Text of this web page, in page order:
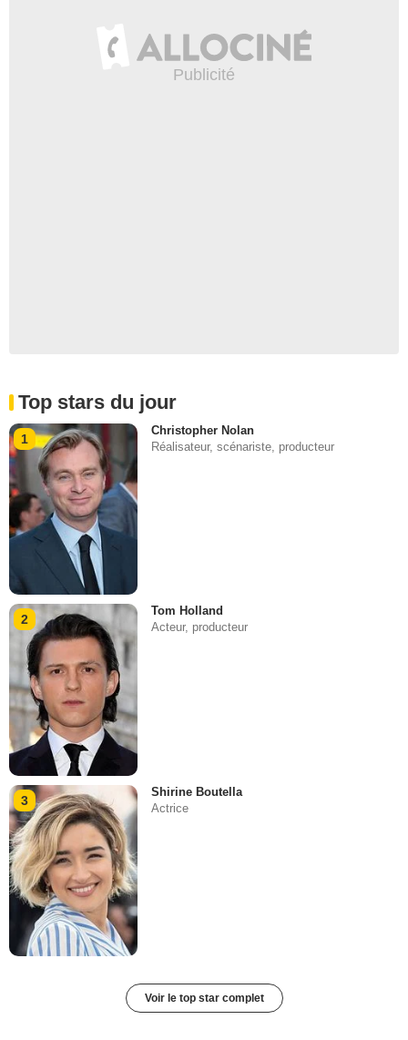
Top stars du jour
1
Christopher Nolan
Réalisateur, scénariste, producteur
2
Tom Holland
Acteur, producteur
3
Shirine Boutella
Actrice
Voir le top star complet